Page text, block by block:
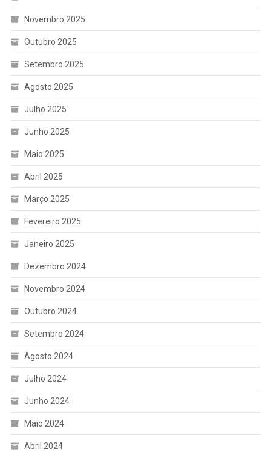
Novembro 2025
Outubro 2025
Setembro 2025
Agosto 2025
Julho 2025
Junho 2025
Maio 2025
Abril 2025
Março 2025
Fevereiro 2025
Janeiro 2025
Dezembro 2024
Novembro 2024
Outubro 2024
Setembro 2024
Agosto 2024
Julho 2024
Junho 2024
Maio 2024
Abril 2024